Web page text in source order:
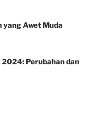
yang Awet Muda
Perubahan dan